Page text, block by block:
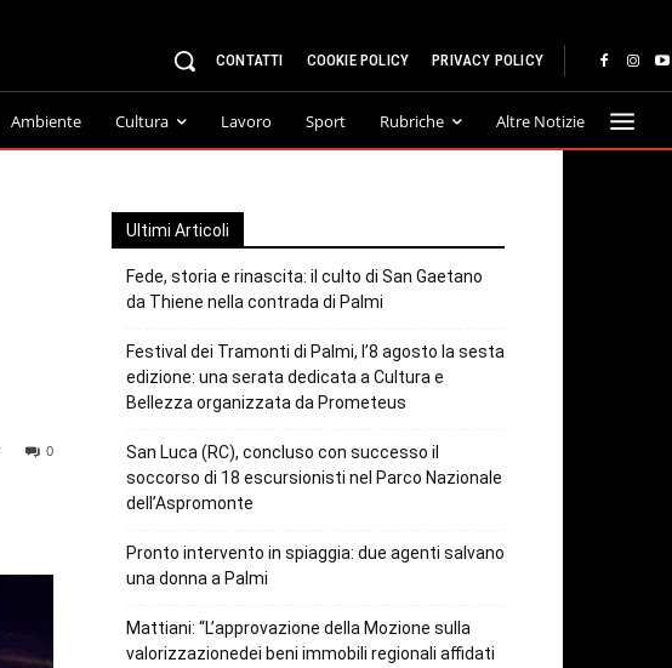
CONTATTI COOKIE POLICY PRIVACY POLICY
Ambiente Cultura Lavoro Sport Rubriche Altre Notizie
0
Ultimi Articoli
Fede, storia e rinascita: il culto di San Gaetano
da Thiene nella contrada di Palmi
Festival dei Tramonti di Palmi, l’8 agosto la sesta
edizione: una serata dedicata a Cultura e
Bellezza organizzata da Prometeus
San Luca (RC), concluso con successo il
soccorso di 18 escursionisti nel Parco Nazionale
dell’Aspromonte
Pronto intervento in spiaggia: due agenti salvano
una donna a Palmi
Mattiani: “L’approvazione della Mozione sulla
valorizzazionedei beni immobili regionali affidati